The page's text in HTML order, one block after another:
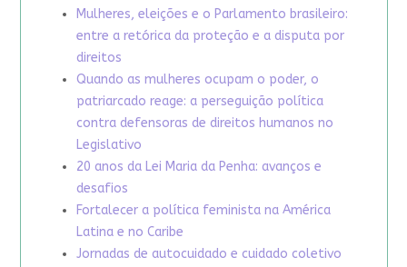
Mulheres, eleições e o Parlamento brasileiro:
entre a retórica da proteção e a disputa por
direitos
Quando as mulheres ocupam o poder, o
patriarcado reage: a perseguição política
contra defensoras de direitos humanos no
Legislativo
20 anos da Lei Maria da Penha: avanços e
desafios
Fortalecer a política feminista na América
Latina e no Caribe
Jornadas de autocuidado e cuidado coletivo